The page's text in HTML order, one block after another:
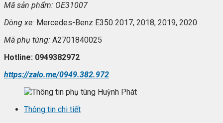
Mã sản phẩm: OE31007
Dòng xe: Mercedes-Benz E350 2017, 2018, 2019, 2020
Mã phụ tùng: A2701840025
Hotline: 0949382972
https://zalo.me/0949.382.972
Thông tin chi tiết